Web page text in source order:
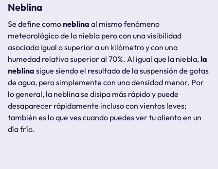
Neblina
Se define comoneblina al mismo fenómeno
meteorológico de la niebla pero con una visibilidad
asociada igual o superior a un kilómetro y con una
humedad relativa superior al 70%. Al igual que la niebla,la
neblina sigue siendo el resultado de la suspensión de gotas
de agua, pero simplemente con una densidad menor. Por
lo general, la neblina se disipa más rápido y puede
desaparecer rápidamente incluso con vientos leves;
también es lo que ves cuando puedes ver tu aliento en un
día frío.